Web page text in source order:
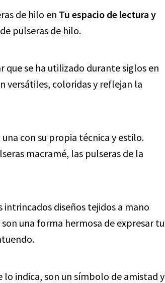
de hilo en Tu espacio de lectura y
pulseras de hilo.
que se ha utilizado durante siglos en
versátiles, coloridas y reflejan la
con su propia técnica y estilo.
macramé, las pulseras de la
intrincados diseños tejidos a mano
una forma hermosa de expresar tu
lo indica, son un símbolo de amistad y